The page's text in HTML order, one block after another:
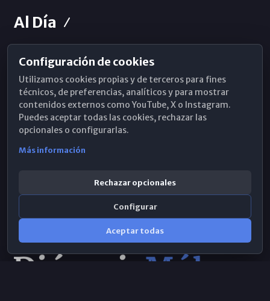
Al Día
Horarios de Misa
Hemeroteca
WhatsApp
Configuración de cookies
Utilizamos cookies propias y de terceros para fines
técnicos, de preferencias, analíticos y para mostrar
contenidos externos como YouTube, X o Instagram.
Puedes aceptar todas las cookies, rechazar las
opcionales o configurarlas.
Más información
Rechazar opcionales
Configurar
Aceptar todas